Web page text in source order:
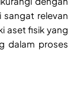
sangat relevan
aset fisik yang
dalam proses